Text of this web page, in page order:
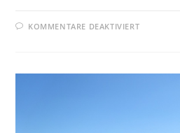
KOMMENTARE DEAKTIVIERTFÜR